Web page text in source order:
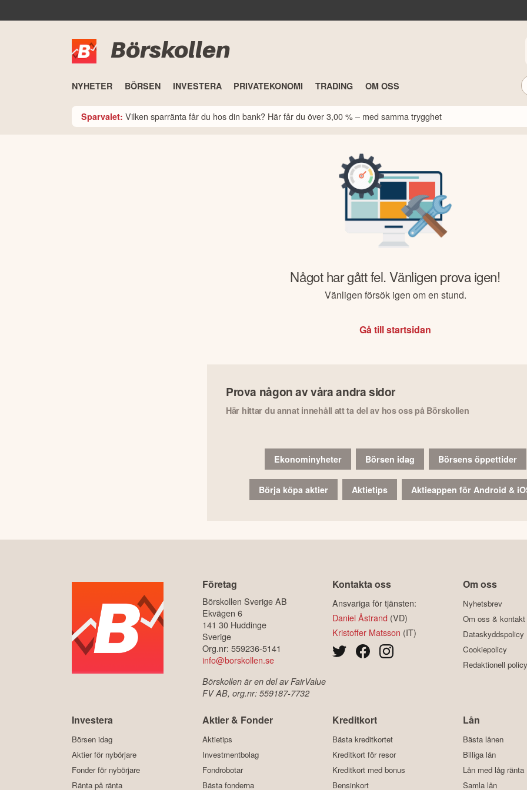
Börskollen
NYHETER BÖRSEN INVESTERA PRIVATEKONOMI TRADING OM OSS
Sparvalet: Vilken sparränta får du hos din bank? Här får du över 3,00 % – med samma trygghet
Något har gått fel. Vänligen prova igen!
Vänligen försök igen om en stund.
Gå till startsidan
Prova någon av våra andra sidor
Här hittar du annat innehåll att ta del av hos oss på Börskollen
Ekonominyheter Börsen idag Börsens öppettider
Börja köpa aktier Aktietips Aktieappen för Android &
Företag
Börskollen Sverige AB
Ekvägen 6
141 30 Huddinge
Sverige
Org.nr: 559236-5141
info@borskollen.se
Börskollen är en del av FairValue
FV AB, org.nr: 559187-7732
Kontakta oss
Ansvariga för tjänsten:
Daniel Åstrand (VD)
Kristoffer Matsson (IT)
Om oss
Nyhetsbrev
Om oss & kontakt
Dataskyddspolicy
Cookiepolicy
Redaktionell policy
Investera
Börsen idag
Aktier för nybörjare
Fonder för nybörjare
Ränta på ränta
Aktier & Fonder
Aktietips
Investmentbolag
Fondrobotar
Bästa fonderna
Kreditkort
Bästa kreditkortet
Kreditkort för resor
Kreditkort med bonus
Bensinkort
Lån
Bästa lånen
Billiga lån
Lån med låg ränta
Samla lån